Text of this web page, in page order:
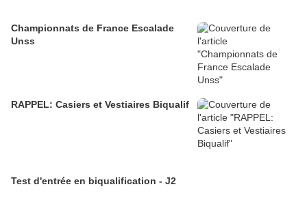
Championnats de France Escalade
Unss
RAPPEL: Casiers et Vestiaires Biqualif
Test d'entrée en biqualification - J2